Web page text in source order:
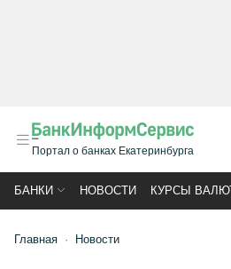
Портал о банках Екатеринбурга
БАНКИ НОВОСТИ КУРСЫ
Главная Новости